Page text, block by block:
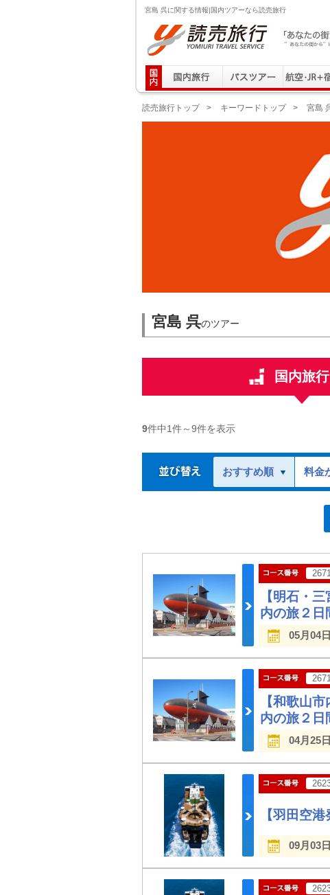
宮島 呉に関する情報|国内ツアーなら読売旅行
読売旅行 「あなたの街から」旅にでる｜Yomiuri
読売旅行トップ > キーワードトップ > 宮島
宮島 呉のツアー
国内旅行
9件中1件～9件を表示
おすすめ順 料金
【明石・
内の旅２日
05月04
【和歌山
内の旅２日
04月25
【羽田空
09月03